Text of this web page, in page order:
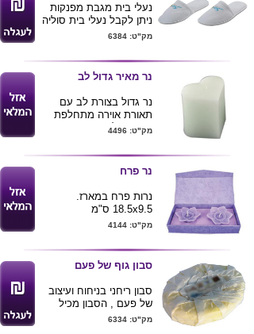
נעלי בית מגבת מפנקות
ניתן לקבל נעלי בית סוליה
2 מ"מ או 5מ"מ
מק"ט: 6384
נר מאיר גדול לב
נר גדול בצורת לב עם
תאורת אוירה מתחלפת
בעת הדלקת הנר.
מק"ט: 4496
נר פרח
נרות פרח במארז.
18.5x9.5 ס"מ
מק"ט: 4144
סבון גוף של פעם
סבון ריחני בניחוח ועיצוב
של פעם , הסבון מכיל
מרכיבים טבעיים ועטוף
מק"ט: 6334